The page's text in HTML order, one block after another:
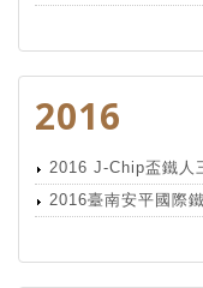
2016
2016 J-Chip盃鐵人
2016臺南安平國際